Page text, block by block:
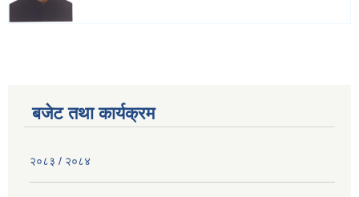
बजेट तथा कार्यक्रम
२०८३ / २०८४